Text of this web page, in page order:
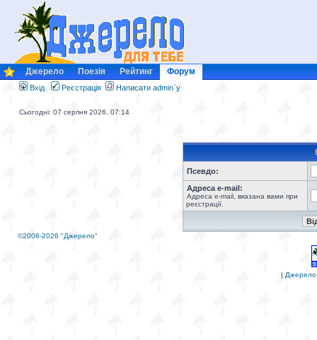
Джерело Поезія Рейтинг Форум
Вхід Реєстрація Написати admin`у
Сьогодні: 07 серпня 2026, 07:14
Псевдо:
Адреса e-mail:
Адреса e-mail, вказана вами при
реєстрації.
©2006-2026 "Джерело"
| Джерело